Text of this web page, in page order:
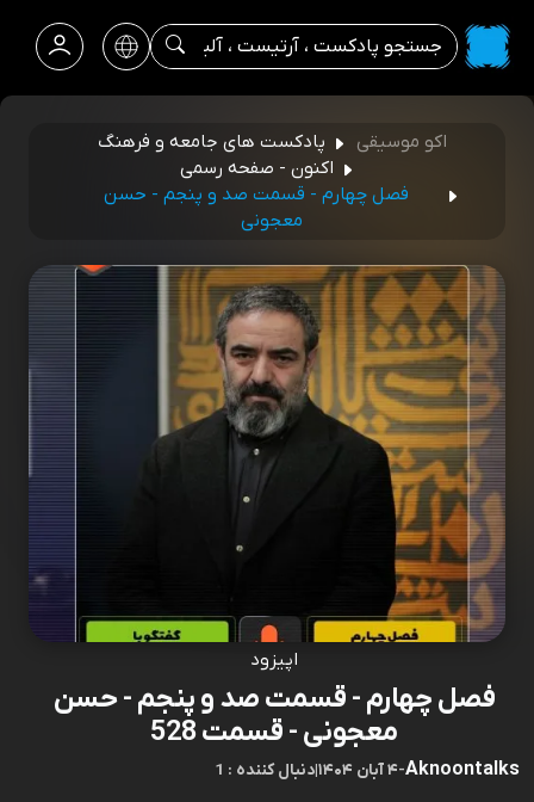
اکو موسیقی
پادکست های جامعه و فرهنگ
اکنون - صفحه رسمی
فصل چهارم - قسمت صد و پنجم - حسن
معجونی
اپیزود
فصل چهارم - قسمت صد و پنجم - حسن
معجونی - قسمت 528
Aknoontalks
-۴ آبان ۱۴۰۴ |1 : دنبال کننده